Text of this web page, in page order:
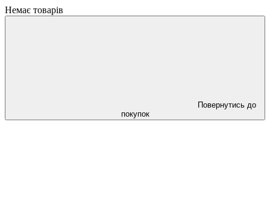
Немає товарів
Повернутись до
покупок